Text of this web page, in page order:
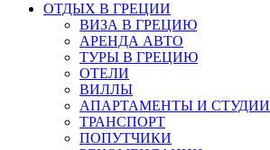
ОТДЫХ В ГРЕЦИИ
ВИЗА В ГРЕЦИЮ
АРЕНДА АВТО
ТУРЫ В ГРЕЦИЮ
ОТЕЛИ
ВИЛЛЫ
АПАРТАМЕНТЫ И СТУДИИ
ТРАНСПОРТ
ПОПУТЧИКИ